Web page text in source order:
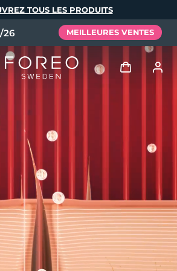
TOUS LES PRODUITS
26 MEILLEURES VENTES
Profil de l'utilisateur
Mes appareils
Mes commandes
Mes adresses
Mes abonnements
Tech Elixir
Set
Deutsch
Español
Italiano
Português
Svenska
Русский
简体中文 繁體中文